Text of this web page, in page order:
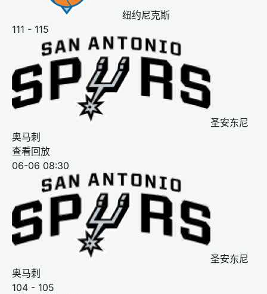
纽约尼克斯
111 - 115
圣安东尼
奥马刺
查看回放
06-06 08:30
圣安东尼
奥马刺
104 - 105